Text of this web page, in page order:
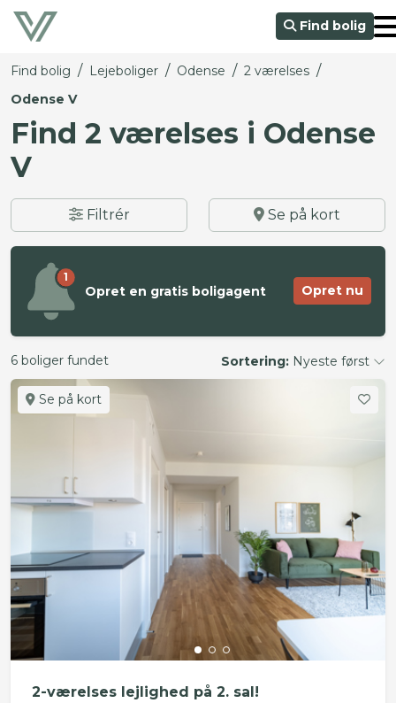
Find bolig
Find bolig / Lejeboliger / Odense / 2 værelses /
Odense V
Find 2 værelses i Odense
V
Filtrér Se på kort
1
Opret en gratis boligagent Opret nu
6 boliger fundet Sortering: Nyeste først
Se på kort
2-værelses lejlighed på 2. sal!